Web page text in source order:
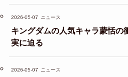
2026-05-07 ニュース
キングダムの人気キャラ蒙恬の
実に迫る
2026-05-07 ニュース